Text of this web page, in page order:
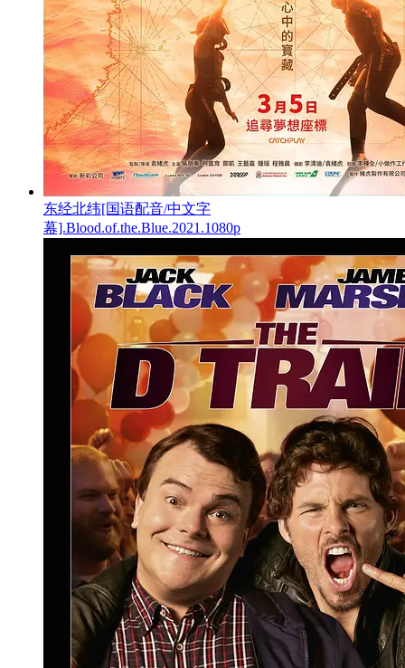
东经北纬[国语配音/中文字
幕].Blood.of.the.Blue.2021.1080p